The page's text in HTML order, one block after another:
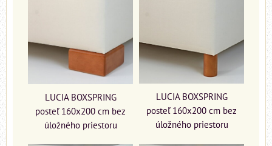
LUCIA BOXSPRING
posteľ 160x200 cm bez
úložného priestoru
LUCIA BOXSPRING
posteľ 160x200 cm bez
úložného priestoru